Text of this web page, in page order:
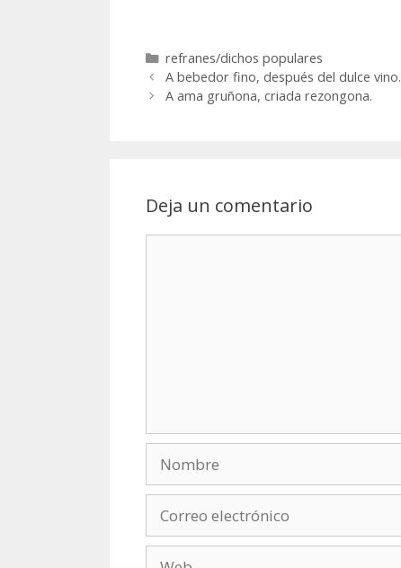
Categorías
refranes/dichos populares
A bebedor fino, después del dulce vino.
A ama gruñona, criada rezongona.
Deja un comentario
electrónico